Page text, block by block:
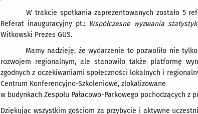
W trakcie spotkania zaprezentowanych zostało 5
Referat inauguracyjny pt.: Współczesne wyzwania
Witkowski Prezes GUS.
Mamy nadzieję, że wydarzenie to pozwoliło nie tylko
rozwojem regionalnym, ale stanowiło także platformę
zgodnych z oczekiwaniami społeczności lokalnych i
Centrum Konferencyjno-Szkoleniowe, zlokalizowane
w budynkach Zespołu Pałacowo-Parkowego pochodzących z
Dziękując wszystkim gościom za przybycie i aktywne